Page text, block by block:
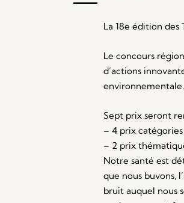
La 18e édition des
Le concours
d’actions
environnementale.
Sept prix seront
– 4 prix
– 2 prix
Notre santé est
que nous buvons,
bruit auquel nous